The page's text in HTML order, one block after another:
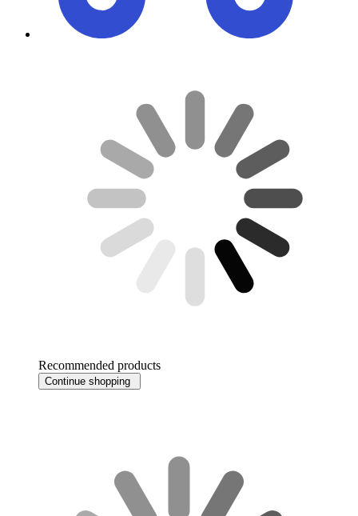
Recommended products
Continue shopping